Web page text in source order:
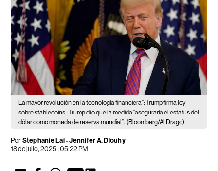
La mayor revolución en la tecnología financiera”: Trump firma ley
sobre stablecoins. Trump dijo que la medida “aseguraría el estatus del
dólar como moneda de reserva mundial”. (Bloomberg/Al Drago)
PorStephanie Lai - Jennifer A. Dlouhy
18 de julio, 2025 | 05:22 PM